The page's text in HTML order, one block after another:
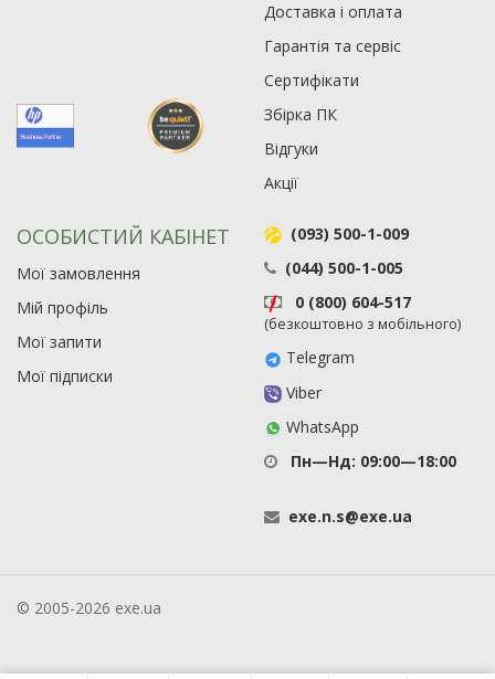
Доставка і оплата
Гарантія та сервіс
Сертифікати
Збірка ПК
Відгуки
Акції
ОСОБИСТИЙ КАБІНЕТ
Мої замовлення
Мій профіль
Мої запити
Мої підписки
(093) 500-1-009
(044) 500-1-005
0 (800) 604-517
(безкоштовно з мобільного)
Telegram
Viber
WhatsApp
Пн—Нд: 09:00—18:00
exe.n.s@exe.ua
© 2005-2026 exe.ua